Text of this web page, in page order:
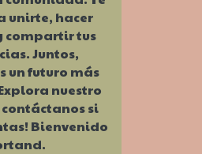
unirte, hacer
compartir tus
Juntos,
un futuro más
nuestro
si
Bienvenido